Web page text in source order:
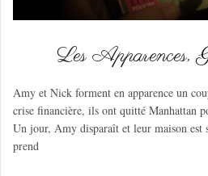
Les Apparences,
Amy et Nick forment en apparence un
crise financière, ils ont quitté Manhattan
Un jour, Amy disparaît et leur maison est
prend